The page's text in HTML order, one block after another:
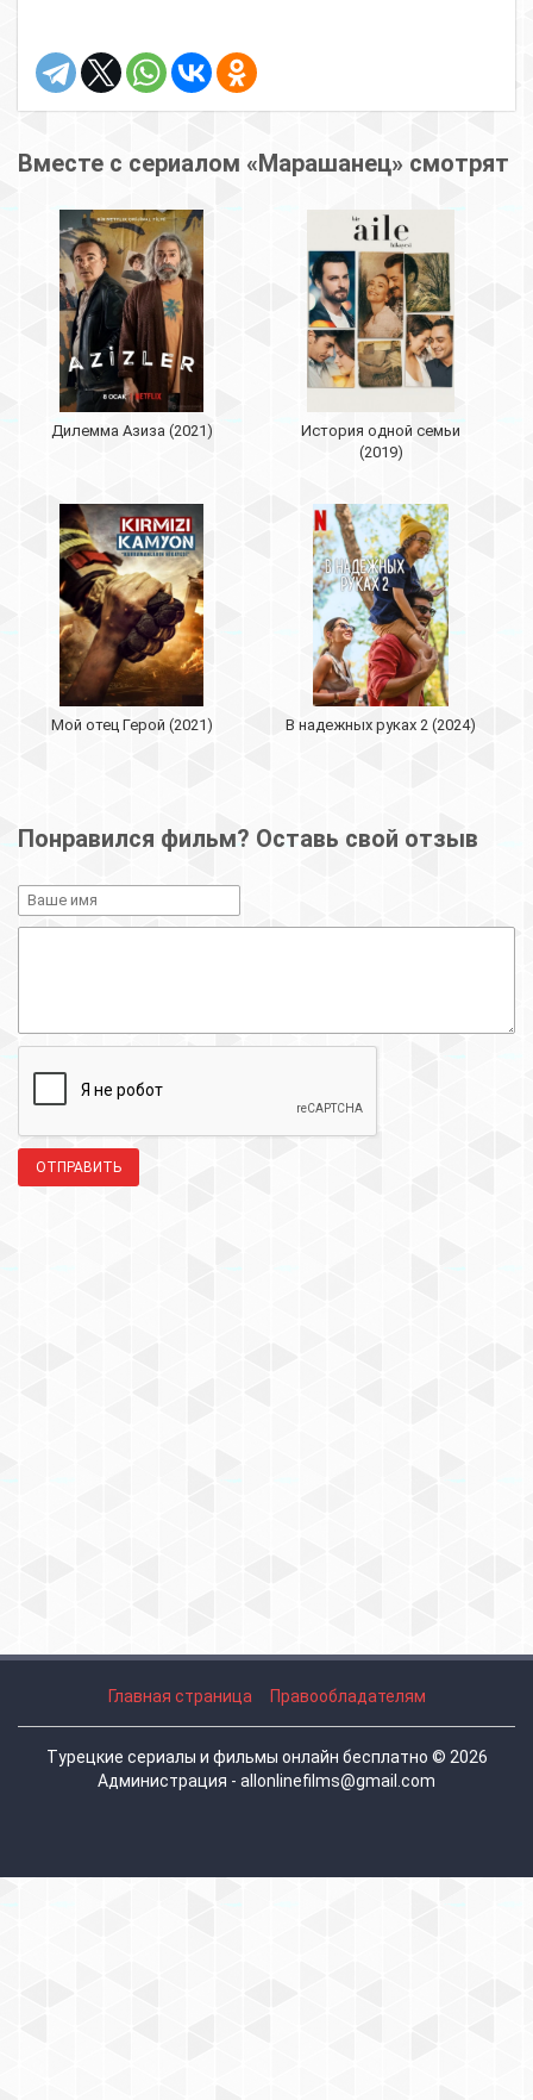
Вместе с сериалом «Марашанец» смотрят
Дилемма Азиза (2021)
История одной семьи
(2019)
Мой отец Герой (2021) В надежных руках 2 (2024)
Понравился фильм? Оставь свой отзыв
ОТПРАВИТЬ
Главная страница Правообладателям
Турецкие сериалы и фильмы онлайн бесплатно © 2026
Администрация - allonlinefilms@gmail.com